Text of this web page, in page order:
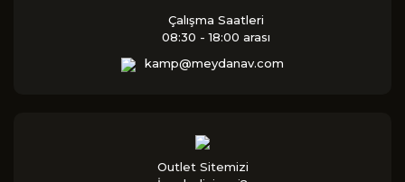
Çalışma Saatleri
08:30 - 18:00 arası
kamp@meydanav.com
Outlet Sitemizi